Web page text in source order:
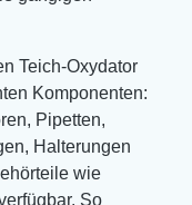
Teich-Oxydator
Komponenten:
Pipetten,
Halterungen
wie
So